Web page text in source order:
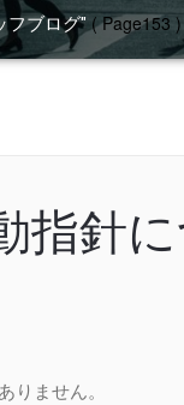
フブログ" ( Page153 )
指針
りません。